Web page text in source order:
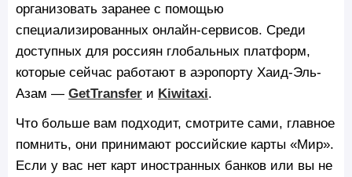
организовать заранее с помощью
специализированных онлайн‑сервисов. Среди
доступных для россиян глобальных платформ,
которые сейчас работают в аэропорту Хаид-Эль-
Азам — GetTransfer и Kiwitaxi.
Что больше вам подходит, смотрите сами, главное
помнить, они принимают российские карты «Мир».
Если у вас нет карт иностранных банков или вы не